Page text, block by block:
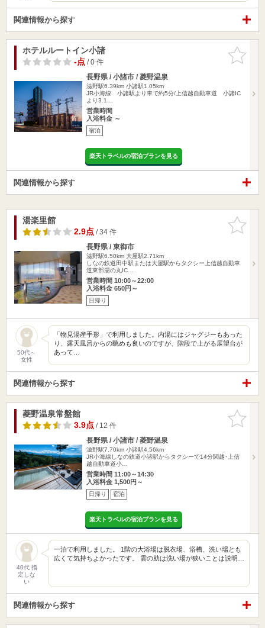
関連情報から探す
お気に入
りに追加
ホテルルートイン小諸
-点/ 0 件
長野県 / 小諸市 / 菱野温泉
滋野駅6.39km 小諸駅1.05km
JR小海線 小諸駅より車で約5分/上信越自動車道 小諸IC
より3.1…
営業時間
入浴料金 ～
宿泊
楽天トラベルの宿泊プランを見る
関連情報から探す
お気に入
りに追加
湯楽里館
2.9点/ 34 件
長野県 / 東御市
滋野駅6.50km 大屋駅2.71km
しなの鉄道田中駅または大屋駅からタクシー上信越自動車
道東部湯の丸IC…
営業時間 10:00～22:00
入浴料金 650円～
日帰り
50代～
女性
「物見湯産手形」で利用しました。内湯にはジャグジーもあった
り、露天風呂からの眺めも良いのですが、階段で上がる展望台が
あって…
関連情報から探す
お気に入
りに追加
菱野温泉常盤館
3.9点/ 12 件
長野県 / 小諸市 / 菱野温泉
滋野駅7.70km 小諸駅4.56km
JR小海線しなの鉄道小諸駅からタクシーで14分関越･上信
越自動車道小…
営業時間 11:00～14:30
入浴料金 1,500円～
日帰り 宿泊
楽天トラベルの宿泊プランを見る
40代 指
定しな
い
一泊で利用しました。 1階の大浴場は脱衣場、浴槽、洗い場とも
広くて気持ちよかったです。 雲の助は洗い場が狭いことは説明…
関連情報から探す